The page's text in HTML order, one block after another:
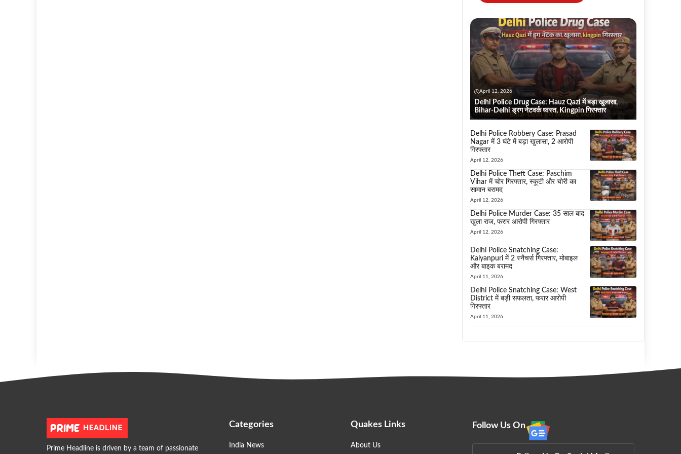
April 12, 2026
Delhi Police Drug Case: Hauz Qazi में बड़ा खुलासा,
Bihar-Delhi ड्रग नेटवर्क ध्वस्त, Kingpin गिरफ्तार
Delhi Police Robbery Case: Prasad
Nagar में 3 घंटे में बड़ा खुलासा, 2 आरोपी
गिरफ्तार
April 12, 2026
Delhi Police Theft Case: Paschim
Vihar में चोर गिरफ्तार, स्कूटी और चोरी का
सामान बरामद
April 12, 2026
Delhi Police Murder Case: 35 साल बाद
खुला राज, फरार आरोपी गिरफ्तार
April 12, 2026
Delhi Police Snatching Case:
Kalyanpuri में 2 स्नैचर्स गिरफ्तार, मोबाइल
और बाइक बरामद
April 11, 2026
Delhi Police Snatching Case: West
District में बड़ी सफलता, फरार आरोपी
गिरफ्तार
April 11, 2026
Prime Headline is driven by a team of passionate
Categories
India News
Quakes Links
About Us
Follow Us On